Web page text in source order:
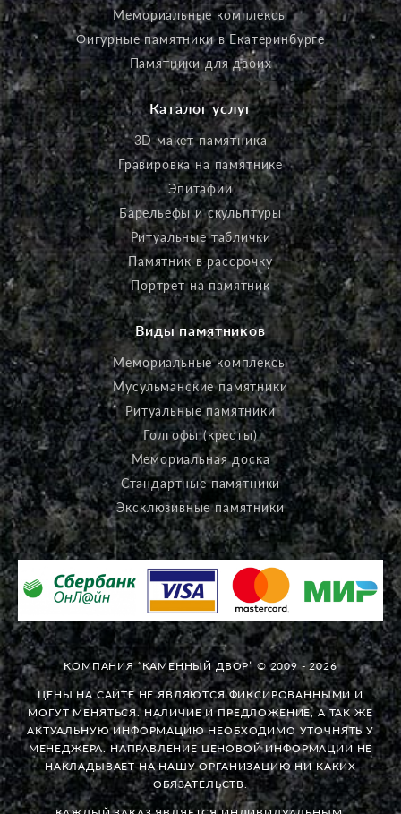
Мемориальные комплексы
Фигурные памятники в Екатеринбурге
Памятники для двоих
Каталог услуг
3D макет памятника
Гравировка на памятнике
Эпитафии
Барельефы и скульптуры
Ритуальные таблички
Памятник в рассрочку
Портрет на памятник
Виды памятников
Мемориальные комплексы
Мусульманские памятники
Ритуальные памятники
Голгофы (кресты)
Мемориальная доска
Стандартные памятники
Эксклюзивные памятники
КОМПАНИЯ “КАМЕННЫЙ ДВОР” © 2009 - 2026
ЦЕНЫ НА САЙТЕ НЕ ЯВЛЯЮТСЯ ФИКСИРОВАННЫМИ И
МОГУТ МЕНЯТЬСЯ. НАЛИЧИЕ И ПРЕДЛОЖЕНИЕ, А ТАК ЖЕ
АКТУАЛЬНУЮ ИНФОРМАЦИЮ НЕОБХОДИМО УТОЧНЯТЬ У
МЕНЕДЖЕРА. НАПРАВЛЕНИЕ ЦЕНОВОЙ ИНФОРМАЦИИ НЕ
НАКЛАДЫВАЕТ НА НАШУ ОРГАНИЗАЦИЮ НИ КАКИХ
ОБЯЗАТЕЛЬСТВ.